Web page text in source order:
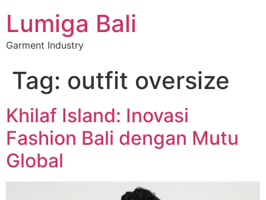
Lumiga Bali
Garment Industry
Tag: outfit oversize
Khilaf Island: Inovasi
Fashion Bali dengan Mutu
Global